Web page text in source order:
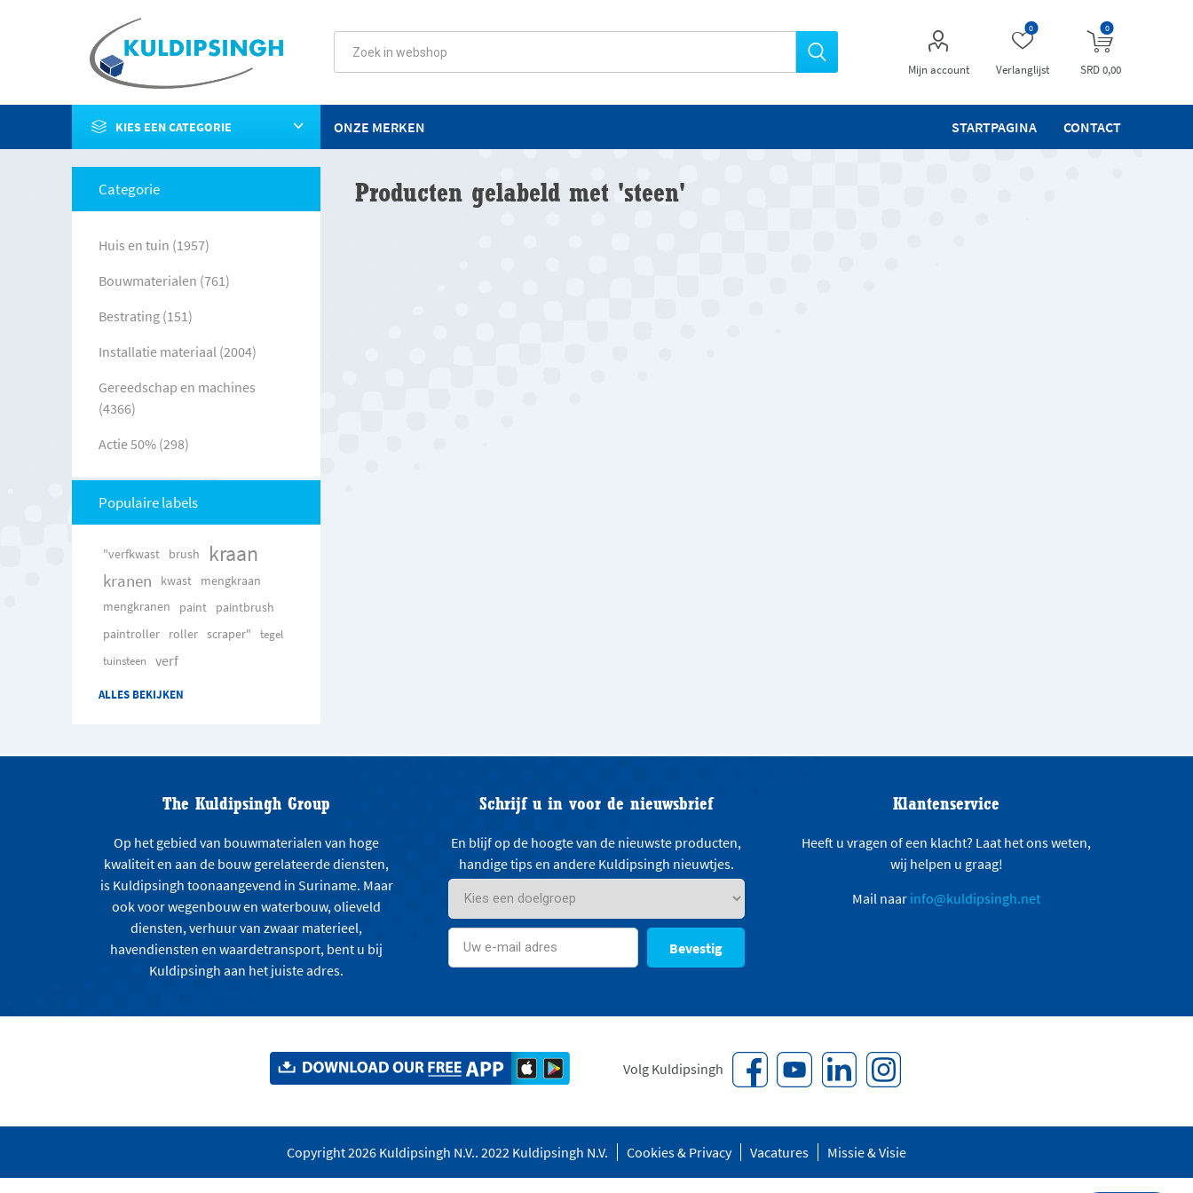
Mijn account Verlanglijst
0 0
SRD 0,00
KIES EEN CATEGORIE STARTPAGINA CONTACT
ONZE MERKEN
Producten gelabeld met 'steen'
Categorie
Huis en tuin (1957)
Bouwmaterialen (761)
Bestrating (151)
Installatie materiaal (2004)
Gereedschap en machines
(4366)
Actie 50% (298)
Populaire labels
"verfkwast brush kraan
kranen kwast mengkraan
mengkranen paint
paintbrush
paintroller
roller scraper"
tegel
tuinsteen
verf
ALLES BEKIJKEN
The Kuldipsingh Group
Op het gebied van bouwmaterialen van hoge
kwaliteit en aan de bouw gerelateerde diensten,
is Kuldipsingh toonaangevend in Suriname. Maar
ook voor wegenbouw en waterbouw, olieveld
diensten, verhuur van zwaar materieel,
havendiensten en waardetransport, bent u bij
Kuldipsingh aan het juiste adres.
Schrijf u in voor de nieuwsbrief
En blijf op de hoogte van de nieuwste producten,
handige tips en andere Kuldipsingh nieuwtjes.
Bevestig
Klantenservice
Heeft u vragen of een klacht? Laat het ons weten,
wij helpen u graag!
Mail naar info@kuldipsingh.net
Volg Kuldipsingh
Copyright 2026 Kuldipsingh N.V.. 2022 Kuldipsingh N.V. Cookies & Privacy Vacatures Missie & Visie